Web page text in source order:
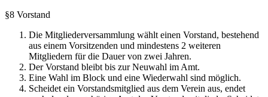
§8 Vorstand
Die Mitgliederversammlung wählt einen Vorstand, bestehend
aus einem Vorsitzenden und mindestens 2 weiteren
Mitgliedern für die Dauer von zwei Jahren.
Der Vorstand bleibt bis zur Neuwahl im Amt.
Eine Wahl im Block und eine Wiederwahl sind möglich.
Scheidet ein Vorstandsmitglied aus dem Verein aus, endet